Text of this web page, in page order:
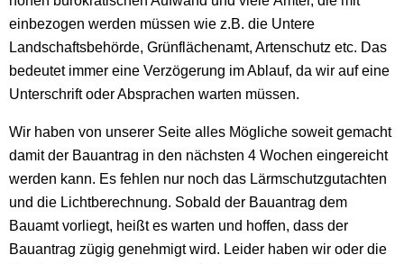
einbezogen werden müssen wie z.B. die Untere
Landschaftsbehörde, Grünflächenamt, Artenschutz etc. Das
bedeutet immer eine Verzögerung im Ablauf, da wir auf eine
Unterschrift oder Absprachen warten müssen.
Wir haben von unserer Seite alles Mögliche soweit gemacht
damit der Bauantrag in den nächsten 4 Wochen eingereicht
werden kann. Es fehlen nur noch das Lärmschutzgutachten
und die Lichtberechnung. Sobald der Bauantrag dem
Bauamt vorliegt, heißt es warten und hoffen, dass der
Bauantrag zügig genehmigt wird. Leider haben wir oder die